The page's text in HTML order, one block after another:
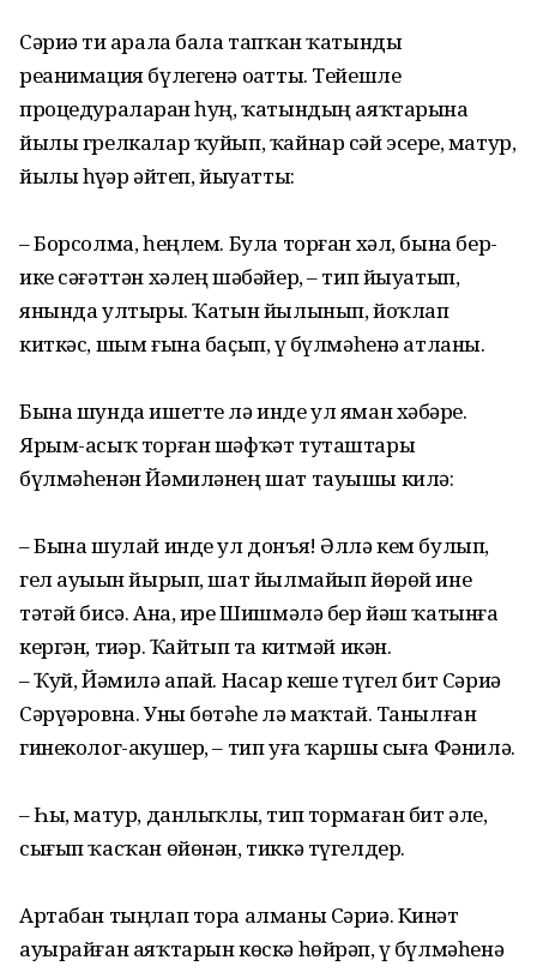
Сәриә тиҙ арала бала тапҡан ҡатынды
реанимация бүлегенә оҙатты. Тейешле
процедураларҙан һуң, ҡатындың аяҡтарына
йылы грелкалар ҡуйып, ҡайнар сәй эсерҙе, матур,
йылы һүҙҙәр әйтеп, йыуатты:
– Борсолма, һеңлем. Була торған хәл, бына бер-
ике сәғәттән хәлең шәбәйер, – тип йыуатып,
янында ултырҙы. Ҡатын йылынып, йоҡлап
киткәс, шым ғына баҫып, үҙ бүлмәһенә атланы.
Бына шунда ишетте лә инде ул яман хәбәрҙе.
Ярым-асыҡ торған шәфҡәт туташтары
бүлмәһенән Йәмиләнең шат тауышы килә:
– Бына шулай инде ул донъя! Әллә кем булып,
гел ауыҙын йырып, шат йылмайып йөрөй ине
тәтәй бисә. Ана, ире Шишмәлә бер йәш ҡатынға
кергән, тиҙәр. Ҡайтып та китмәй икән.
– Ҡуй, Йәмилә апай. Насар кеше түгел бит Сәриә
Сәрүәровна. Уны бөтәһе лә маҡтай. Танылған
гинеколог-акушер, – тип уға ҡаршы сыға Фәнилә.
– Һы, матур, данлыҡлы, тип тормаған бит әле,
сығып ҡасҡан өйөнән, тиккә түгелдер.
Артабан тыңлап тора алманы Сәриә. Кинәт
ауырайған аяҡтарын көскә һөйрәп, үҙ бүлмәһенә